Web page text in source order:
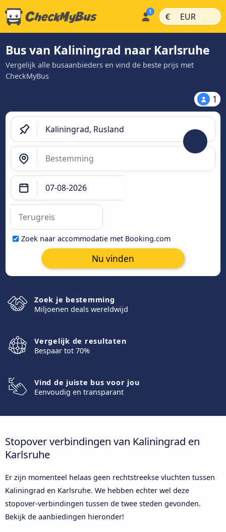
€ | EUR |
Bus van Kaliningrad naar Karlsruhe
Vergelijk alle busaanbieders en vind de beste prijs met
CheckMyBus
1
Zoek naar accommodatie met Booking.com
Nu vinden
Zoek je bestemming
Miljoenen deals wereldwijd
Vergelijk de resultaten
Bespaar tot 70%
Vind de juiste bus voor jou
Eenvoudig en transparant
Stopover verbindingen van Kaliningrad en
Karlsruhe
Er zijn momenteel helaas geen rechtstreekse vluchten tussen
Kaliningrad en Karlsruhe. We hebben echter wel deze
stopover-verbindingen tussen de twee steden gevonden.
Bekijk de aanbiedingen hieronder!